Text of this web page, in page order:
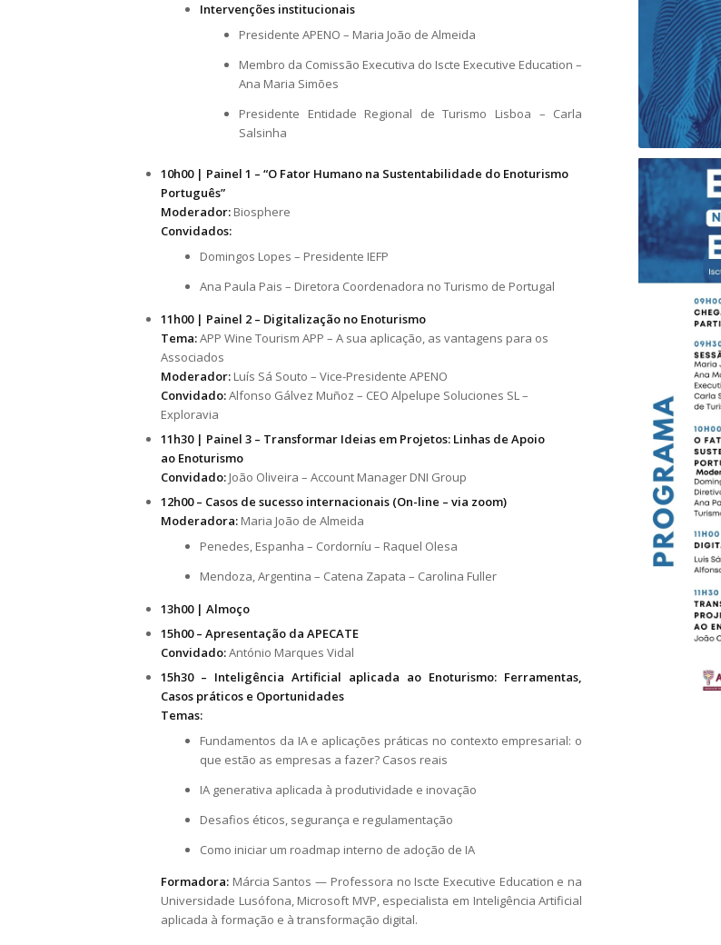
Intervenções institucionais
Presidente APENO – Maria João de Almeida
Membro da Comissão Executiva do Iscte Executive Education –
Ana Maria Simões
Presidente Entidade Regional de Turismo Lisboa – Carla
Salsinha
10h00 | Painel 1 – “O Fator Humano na Sustentabilidade do Enoturismo
Português”
Moderador: Biosphere
Convidados:
Domingos Lopes – Presidente IEFP
Ana Paula Pais – Diretora Coordenadora no Turismo de Portugal
11h00 | Painel 2 – Digitalização no Enoturismo
Tema:APP Wine Tourism APP – A sua aplicação, as vantagens para os
Associados
Moderador: Luís Sá Souto – Vice-Presidente APENO
Convidado:Alfonso Gálvez Muñoz – CEO Alpelupe Soluciones SL –
Exploravia
11h30 | Painel 3 – Transformar Ideias em Projetos: Linhas de Apoio
ao Enoturismo
Convidado: João Oliveira – Account Manager DNI Group
12h00 – Casos de sucesso internacionais (On-line – via zoom)
Moderadora: Maria João de Almeida
Penedes, Espanha – Cordorníu – Raquel Olesa
Mendoza, Argentina – Catena Zapata – Carolina Fuller
13h00 | Almoço
15h00 – Apresentação da APECATE
Convidado:António Marques Vidal
15h30 – Inteligência Artificial aplicada ao Enoturismo: Ferramentas,
Casos práticos e Oportunidades
Temas:
Fundamentos da IA e aplicações práticas no contexto empresarial: o
que estão as empresas a fazer? Casos reais
IA generativa aplicada à produtividade e inovação
Desafios éticos, segurança e regulamentação
Como iniciar um roadmap interno de adoção de IA
Formadora: Márcia Santos — Professora no Iscte Executive Education e na
Universidade Lusófona, Microsoft MVP, especialista em Inteligência Artificial
aplicada à formação e à transformação digital.